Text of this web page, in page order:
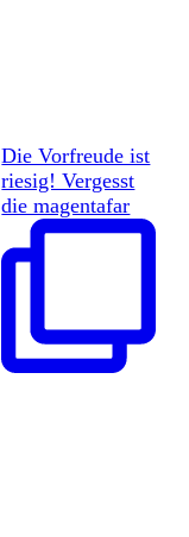
Die Vorfreude ist
riesig! Vergesst
die magentafar